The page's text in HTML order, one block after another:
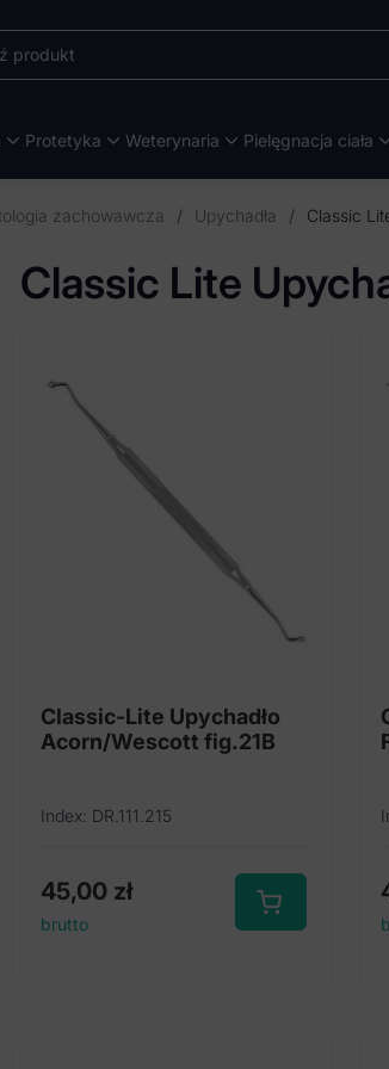
Protetyka Weterynaria Pielęgnacja ciała
zachowawcza / Upychadła / Classic
Classic Lite
Classic-Lite Upychadło
Acorn/Wescott fig.21B
Index: DR.111.215
45,00 zł
brutto